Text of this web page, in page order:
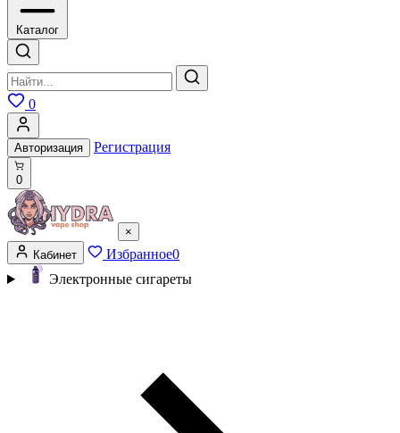
Каталог
0
Авторизация Регистрация
0
×
Кабинет
Избранное0
Электронные сигареты